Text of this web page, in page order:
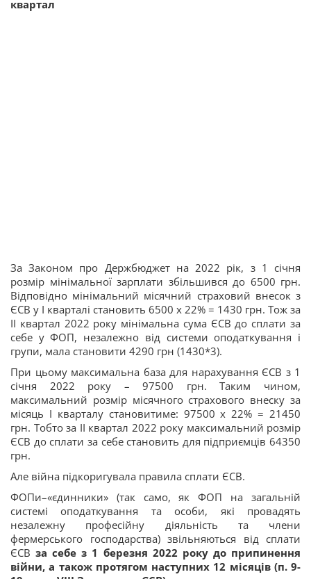
квартал
За Законом про Держбюджет на 2022 рік, з 1 січня
розмір мінімальної зарплати збільшився до 6500 грн.
Відповідно мінімальний місячний страховий внесок з
ЄСВ у І кварталі становить 6500 х 22% = 1430 грн. Тож за
ІІ квартал 2022 року мінімальна сума ЄСВ до сплати за
себе у ФОП, незалежно від системи оподаткування і
групи, мала становити 4290 грн (1430*3).
При цьому максимальна база для нарахування ЄСВ з 1
січня 2022 року – 97500 грн. Таким чином,
максимальний розмір місячного страхового внеску за
місяць І кварталу становитиме: 97500 х 22% = 21450
грн. Тобто за ІІ квартал 2022 року максимальний розмір
ЄСВ до сплати за себе становить для підприємців 64350
грн.
Але війна підкоригувала правила сплати ЄСВ.
ФОПи–«єдинники» (так само, як ФОП на загальній
системі оподаткування та особи, які провадять
незалежну професійну діяльність та члени
фермерського господарства) звільняються від сплати
ЄСВза себе з 1 березня 2022 року до припинення
війни, а також протягом наступних 12 місяців (п. 9-